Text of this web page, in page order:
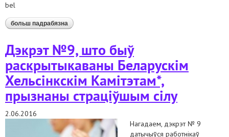
bel
больш падрабязна аб агульная пазіцыя беларускіх праваабарончых
арганізацый у сувязі з прыняццем міжведамаснага
рэспубліцы беларусь у рамках механізмаў аан
Дэкрэт №9, што быў
раскрытыкаваны Беларускім
Хельсінкскім Камітэтам*,
прызнаны страціўшым сілу
2.06.2016
Нагадаем, дэкрэт № 9
датычыўся работнікаў